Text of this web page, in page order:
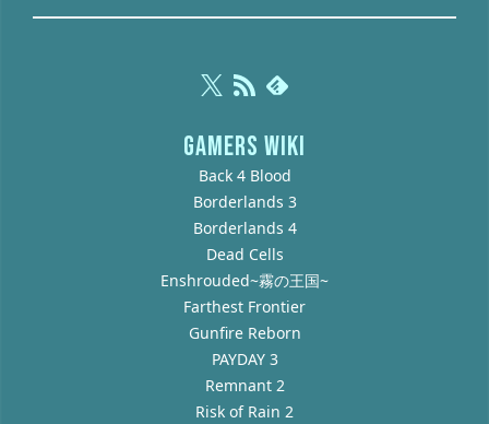
GAMERS WIKI
Back 4 Blood
Borderlands 3
Borderlands 4
Dead Cells
Enshrouded~霧の王国~
Farthest Frontier
Gunfire Reborn
PAYDAY 3
Remnant 2
Risk of Rain 2